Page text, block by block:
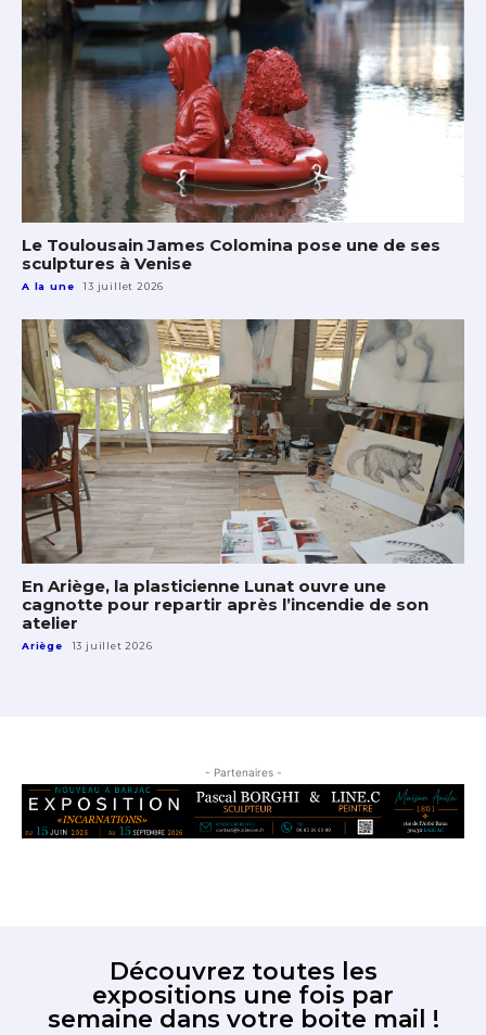
Le Toulousain James Colomina pose une de ses
sculptures à Venise
A la une 13 juillet 2026
En Ariège, la plasticienne Lunat ouvre une
cagnotte pour repartir après l’incendie de son
atelier
Ariège 13 juillet 2026
- Partenaires -
Découvrez toutes les
expositions une fois par
semaine dans votre boite mail !